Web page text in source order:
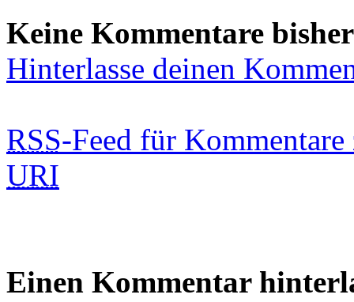
Keine Kommentare bisher
Hinterlasse deinen
RSS-Feed für
URI
Einen Kommentar